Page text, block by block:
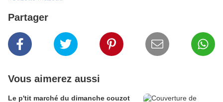
Partager
Vous aimerez aussi
Le p'tit marché du dimanche couzot